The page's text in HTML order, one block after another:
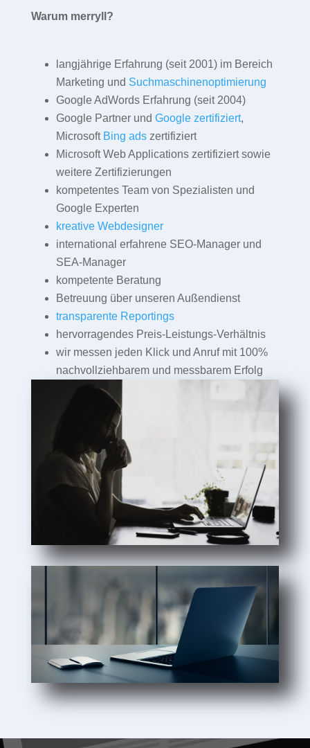
Warum merryll?
langjährige Erfahrung (seit 2001) im Bereich
Marketing und Suchmaschinenoptimierung
Google AdWords Erfahrung (seit 2004)
Google Partner und Google zertifiziert,
Microsoft Bing adszertifiziert
Microsoft Web Applications zertifiziert sowie
weitere Zertifizierungen
kompetentes Team von Spezialisten und
Google Experten
kreative Webdesigner
international erfahrene SEO-Manager und
SEA-Manager
kompetente Beratung
Betreuung über unseren Außendienst
transparente Reportings
hervorragendes Preis-Leistungs-Verhältnis
wir messen jeden Klick und Anruf mit 100%
nachvollziehbarem und messbarem Erfolg